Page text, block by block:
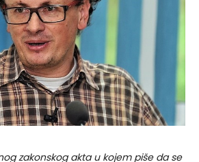
zakonskog akta u kojem piše da se